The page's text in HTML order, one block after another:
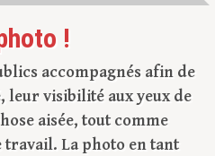
!
accompagnés afin de
visibilité aux yeux de
aisée, tout comme
La photo en tant